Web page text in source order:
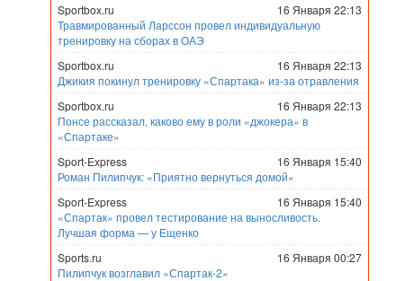
Sportbox.ru
16 Января 22:13
Травмированный Ларссон провел индивидуальную
тренировку на сборах в ОАЭ
Sportbox.ru
16 Января 22:13
Джикия покинул тренировку «Спартака» из-за отравления
Sportbox.ru
16 Января 22:13
Понсе рассказал, каково ему в роли «джокера» в
«Спартаке»
Sport-Express
16 Января 15:40
Роман Пилипчук: «Приятно вернуться домой»
Sport-Express
16 Января 15:40
«Спартак» провел тестирование на выносливость.
Лучшая форма — у Ещенко
Sports.ru
16 Января 00:27
Пилипчук возглавил «Спартак-2»